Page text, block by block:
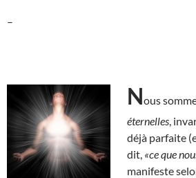
–
Nous
éternelles ,
déjà parfaite
dit, «ce que
manifeste